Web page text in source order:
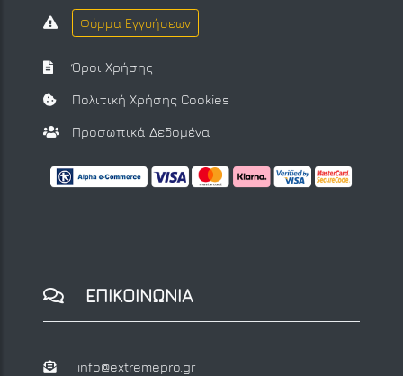
Φόρμα Εγγυήσεων
Όροι Χρήσης
Πολιτική Χρήσης Cookies
Προσωπικά Δεδομένα
ΕΠΙΚΟΙΝΩΝΙΑ
info@extremepro.gr